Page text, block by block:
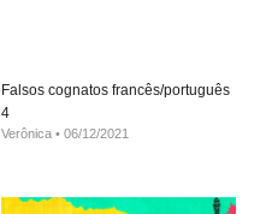
Falsos cognatos francês/português
4
Verônica 06/12/2021